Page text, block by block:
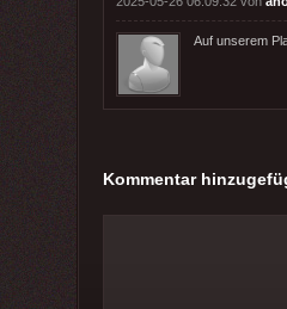
Auf unserem
Kommentar